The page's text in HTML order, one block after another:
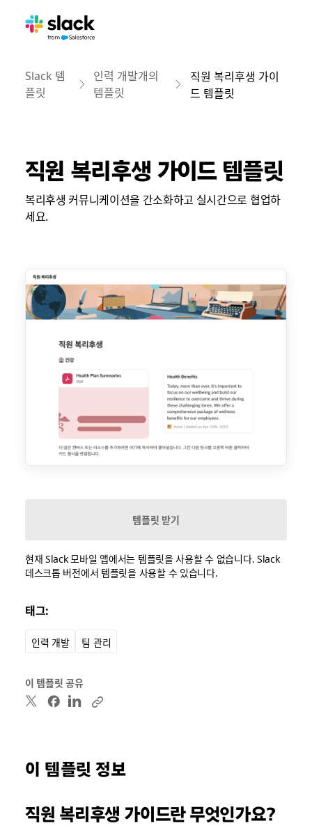
Slack 템
플릿
인력 개발개의
템플릿
직원 복리후생 가이
드 템플릿
직원 복리후생 가이드 템플릿
복리후생 커뮤니케이션을 간소화하고 실시간으로 협업하
세요.
템플릿 받기
현재 Slack 모바일 앱에서는 템플릿을 사용할 수 없습니다. Slack
데스크톱 버전에서 템플릿을 사용할 수 있습니다.
태그:
인력 개발 팀 관리
이 템플릿 공유
이 템플릿 정보
직원 복리후생 가이드란 무엇인가요?